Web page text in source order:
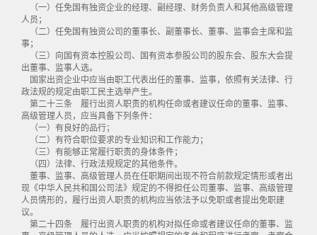
（一）任免国有独资企业的经理、副经理、财务负责人和其他高级管理
人员；
（二）任免国有独资公司的董事长、副董事长、董事、监事会主席和监
事；
（三）向国有资本控股公司、国有资本参股公司的股东会、股东大会提
出董事、监事人选。
国家出资企业中应当由职工代表出任的董事、监事，依照有关法律、行
政法规的规定由职工民主选举产生。
第二十三条 履行出资人职责的机构任命或者建议任命的董事、监事、
高级管理人员，应当具备下列条件：
（一）有良好的品行；
（二）有符合职位要求的专业知识和工作能力；
（三）有能够正常履行职责的身体条件；
（四）法律、行政法规规定的其他条件。
董事、监事、高级管理人员在任职期间出现不符合前款规定情形或者出
现《中华人民共和国公司法》规定的不得担任公司董事、监事、高级管理
人员情形的，履行出资人职责的机构应当依法予以免职或者提出免职建
议。
第二十四条 履行出资人职责的机构对拟任命或者建议任命的董事、监